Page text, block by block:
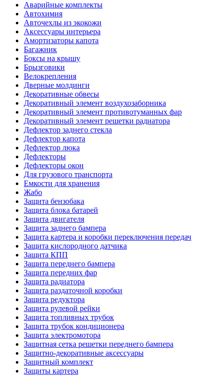
Аварийные комплекты
Автохимия
Авточехлы из экокожи
Аксессуары интерьера
Амортизаторы капота
Багажник
Боксы на крышу
Брызговики
Велокрепления
Дверные молдинги
Декоративные обвесы
Декоративный элемент воздухозаборника
Декоративный элемент противотуманных фар
Декоративный элемент решетки радиатора
Дефлектор заднего стекла
Дефлектор капота
Дефлектор люка
Дефлекторы
Дефлекторы окон
Для грузового транспорта
Емкости для хранения
Жабо
Защита бензобака
Защита блока батарей
Защита двигателя
Защита заднего бампера
Защита картера и коробки переключения передач
Защита кислородного датчика
Защита КПП
Защита переднего бампера
Защита передних фар
Защита радиатора
Защита раздаточной коробки
Защита редуктора
Защита рулевой рейки
Защита топливных трубок
Защита трубок кондиционера
Защита электромотора
Защитная сетка решетки переднего бампера
Защитно-декоративные аксессуары
Защитный комплект
Защиты картера